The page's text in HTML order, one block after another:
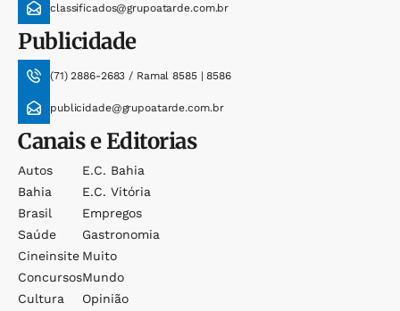
classificados@grupoatarde.com.br
Publicidade
(71) 2886-2683 / Ramal 8585 | 8586
publicidade@grupoatarde.com.br
Canais e Editorias
Autos
Bahia
Brasil
Saúde
Cineinsite
Concursos
Cultura
E.c. Bahia
E.c. Vitória
Empregos
Gastronomia
Muito
Mundo
Opinião